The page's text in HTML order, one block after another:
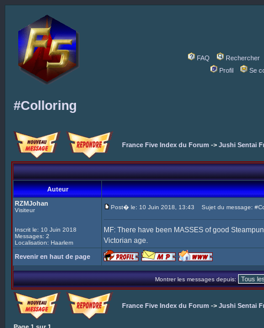
FAQ
Rechercher
Profil
Se
#Colloring
France Five Index du Forum -> Jushi Sentai
Auteur
RZMJohan
Visiteur
Inscrit le: 10 Juin 2018
Messages: 2
Localisation: Haarlem
Post� le: 10 Juin 2018, 13:43 Sujet du message:
MF: There have been MASSES of good
Victorian age.
Revenir en haut de page
Montrer les messages depuis:
France Five Index du Forum -> Jushi Sentai